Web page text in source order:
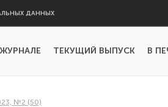
ДАННЫХ
ТЕКУЩИЙ ВЫПУСК В
№2 (50)